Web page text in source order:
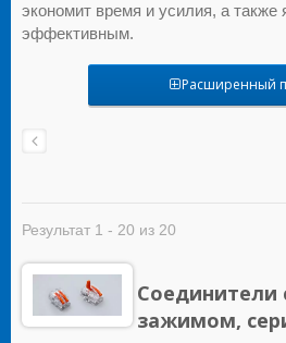
экономит время и усилия, а также
эффективным.
Расширенный
Результат 1 - 20 из 20
Соединители
зажимом,